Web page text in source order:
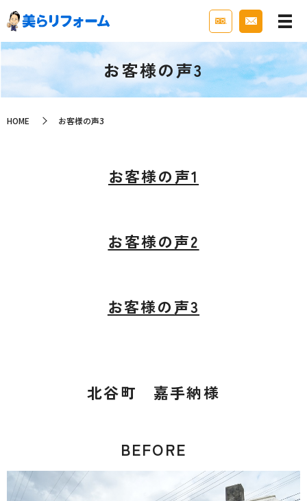
お客様の声3
HOME お客様の声3
お客様の声1
お客様の声2
お客様の声3
北谷町 嘉手納様
BEFORE